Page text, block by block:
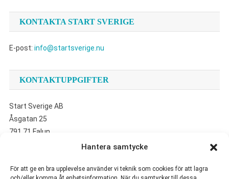
Hantera samtycke
För att ge en bra upplevelse använder vi teknik som cookies för att lagra
KONTAKTA START SVERIGE
E-post: info@startsverige.nu
KONTAKTUPPGIFTER
Start Sverige AB
Åsgatan 25
791 71 Falun